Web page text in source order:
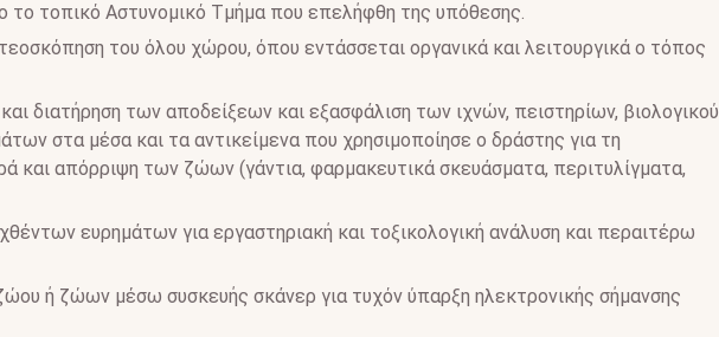
το τοπικό Αστυνομικό Τμήμα που επελήφθη της υπόθεσης.
του όλου χώρου, όπου εντάσσεται οργανικά και λειτουργικά ο τόπος
διατήρηση των αποδείξεων και εξασφάλιση των ιχνών, πειστηρίων, βιολογικού
στα μέσα και τα αντικείμενα που χρησιμοποίησε ο δράστης για τη
και απόρριψη των ζώων (γάντια, φαρμακευτικά σκευάσματα, περιτυλίγματα,
ευρημάτων για εργαστηριακή και τοξικολογική ανάλυση και περαιτέρω
ή ζώων μέσω συσκευής σκάνερ για τυχόν ύπαρξη ηλεκτρονικής σήμανσης